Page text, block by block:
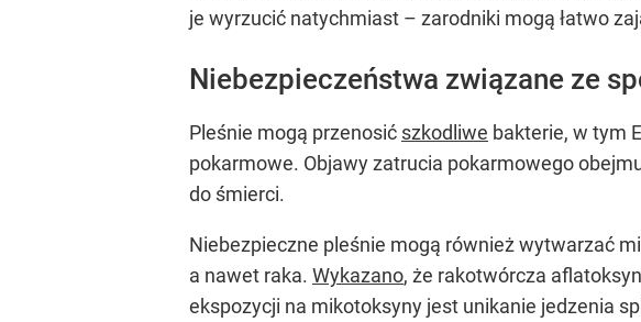
je wyrzucić natychmiast – zarodniki mogą łatwo
Niebezpieczeństwa związane ze
Pleśnie mogą przenosić szkodliwe bakterie, w tym
pokarmowe. Objawy zatrucia pokarmowego
do śmierci.
Niebezpieczne pleśnie mogą również wytwarzać
a nawet raka. Wykazano, że rakotwórcza
ekspozycji na mikotoksyny jest unikanie jedzenia